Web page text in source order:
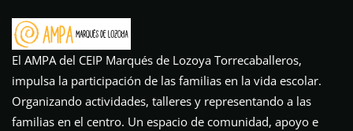
El AMPA del CEIP Marqués de Lozoya Torrecaballeros,
impulsa la participación de las familias en la vida escolar.
Organizando actividades, talleres y representando a las
familias en el centro. Un espacio de comunidad, apoyo e